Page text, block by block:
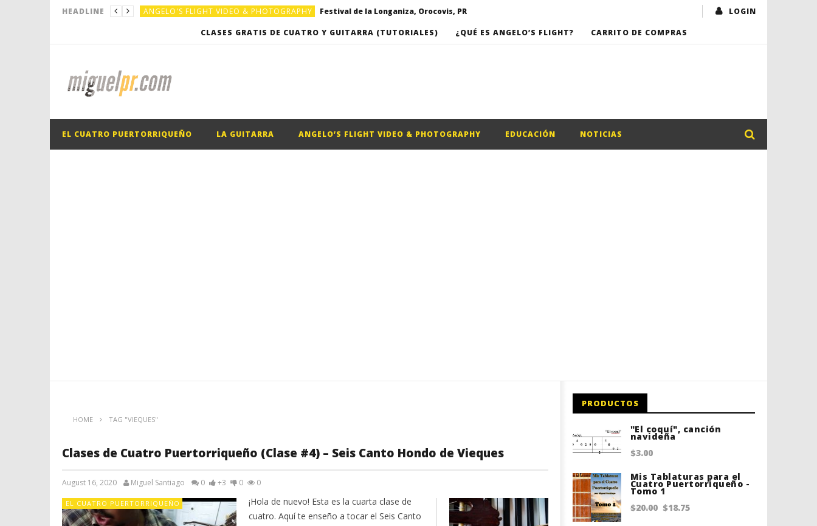
HEADLINE ANGELO'S FLIGHT VIDEO & PHOTOGRAPHY Festival de la Longaniza, Orocovis, PR
ANGELO'S FLIGHT VIDEO & PHOTOGRAPHY Video musical “Basket”, por Omarkpa
EL CUATRO PUERTORRIQUEÑO
LOGIN
CLASES GRATIS DE CUATRO Y GUITARRA (TUTORIALES) ¿QUÉ ES ANGELO’S FLIGHT? CARRITO DE COMPRAS
EL CUATRO PUERTORRIQUEÑO LA GUITARRA ANGELO’S FLIGHT VIDEO & PHOTOGRAPHY EDUCACIÓN NOTICIAS
HOME TAG "VIEQUES"
Clases de Cuatro Puertorriqueño (Clase #4) – Seis Canto Hondo de Vieques
August 16, 2020 Miguel Santiago 0 +3 0 0
EL CUATRO PUERTORRIQUEÑO
¡Hola de nuevo! Esta es la cuarta clase de
cuatro. Aquí te enseño a tocar el Seis Canto
PRODUCTOS
"El coquí", canción
navideña
$3.00
Mis Tablaturas para el
Cuatro Puertorriqueño -
Tomo 1
$20.00 Original
$18.75